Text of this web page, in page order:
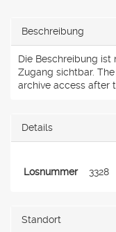
Beschreibung
Die Beschreibung ist
Zugang sichtbar.
archive access after
Details
Losnummer 3328
Standort